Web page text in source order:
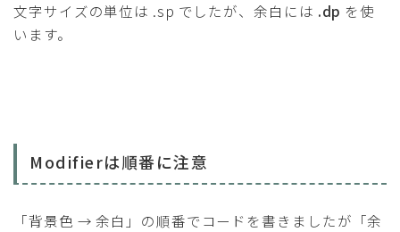
文字サイズの単位は .sp でしたが、余白には .dp を使
います。
Modifierは順番に注意
「背景色 → 余白」の順番でコードを書きましたが「余